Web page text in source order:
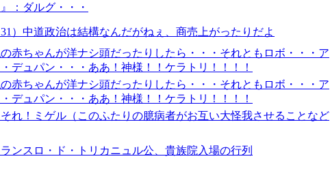
：ダルグ・・・
）中道政治は結構なんだがねぇ、商売上がったりだよ
赤ちゃんが洋ナシ頭だったりしたら・・・それともロボ・・・ア
デュパン・・・ああ！神様！！ケラトリ！！！！
赤ちゃんが洋ナシ頭だったりしたら・・・それともロボ・・・ア
デュパン・・・ああ！神様！！ケラトリ！！！！
れ！ミゲル（このふたりの臆病者がお互い大怪我させることなど
ンスロ・ド・トリカニュル公、貴族院入場の行列